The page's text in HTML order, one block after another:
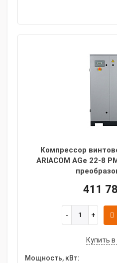
Компрессор
ARIACOM AGe 22-8
411
Купить в
Мощность, кВт: